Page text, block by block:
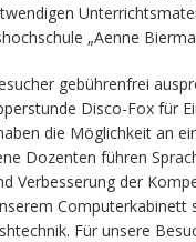
„Aenne
gebührenfrei
Disco-Fox für
die Möglichkeit an
Dozenten führen
Verbesserung der
Computerkabinett
Für unsere